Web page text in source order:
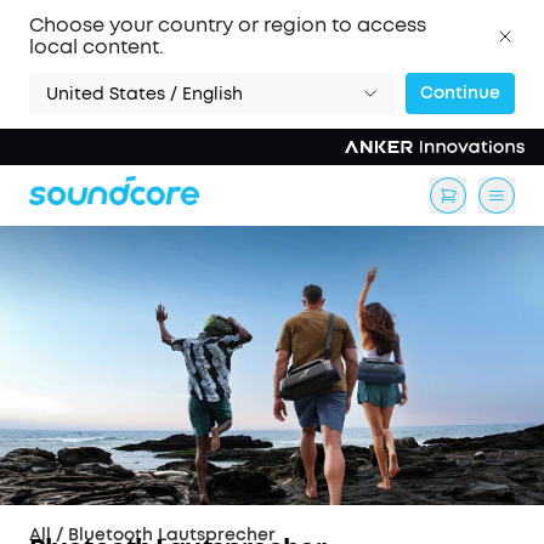
Choose your country or region to access
local content.
United States / English Continue
All / Bluetooth Lautsprecher